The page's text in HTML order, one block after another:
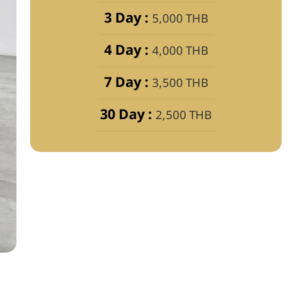
3 Day : 5,000 THB
4 Day : 4,000 THB
7 Day : 3,500 THB
30 Day : 2,500 THB